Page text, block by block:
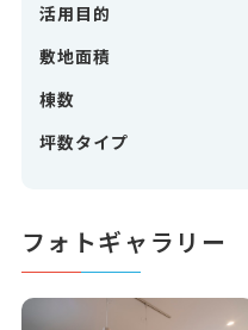
活用目的
敷地面積
棟数
坪数タイプ
フォトギャラリー